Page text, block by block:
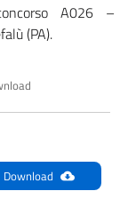
A026 –
(PA).
Download